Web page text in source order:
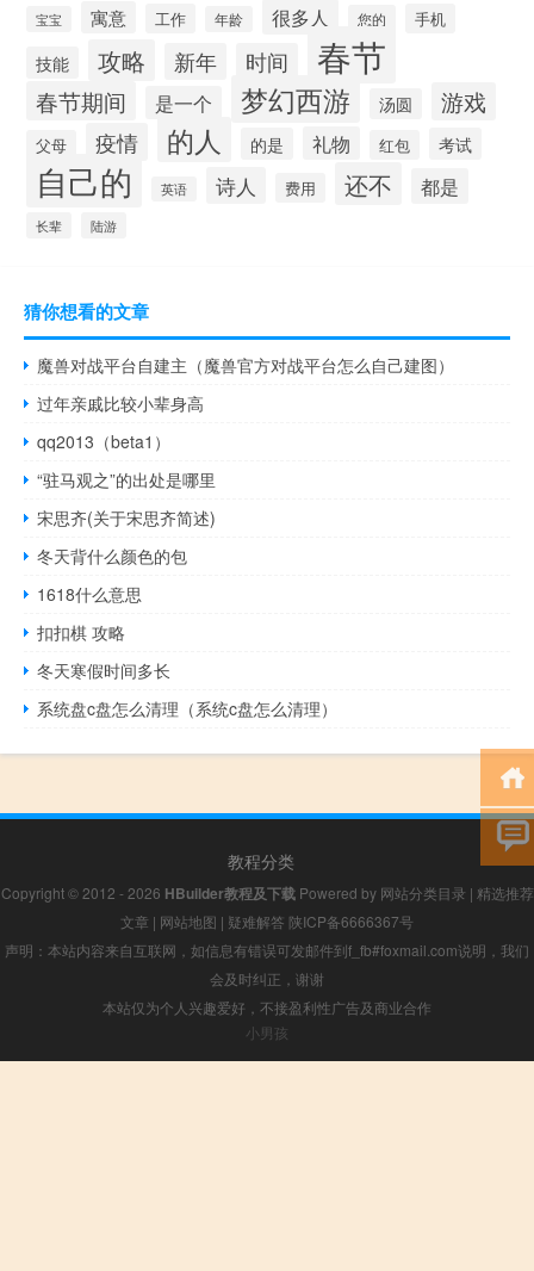
宝宝 寓意 工作 年龄 很多人 您的 手机
技能 攻略 新年 时间 春节
春节期间 是一个 梦幻西游 汤圆 游戏
父母 疫情 的人 的是 礼物 红包 考试
自己的 英语 诗人 费用 还不 都是
长辈 陆游
猜你想看的文章
魔兽对战平台自建主（魔兽官方对战平台怎么自己建图）
过年亲戚比较小辈身高
qq2013（beta1）
“驻马观之”的出处是哪里
宋思齐(关于宋思齐简述)
冬天背什么颜色的包
1618什么意思
扣扣棋 攻略
冬天寒假时间多长
系统盘c盘怎么清理（系统c盘怎么清理）
教程分类
Copyright © 2012 - 2026 HBuilder教程及下载Powered by 网站分类目录 | 精选推荐
文章 | 网站地图 | 疑难解答 陕ICP备6666367号
声明：本站内容来自互联网，如信息有错误可发邮件到f_fb#foxmail.com说明，我们
会及时纠正，谢谢
本站仅为个人兴趣爱好，不接盈利性广告及商业合作
小男孩